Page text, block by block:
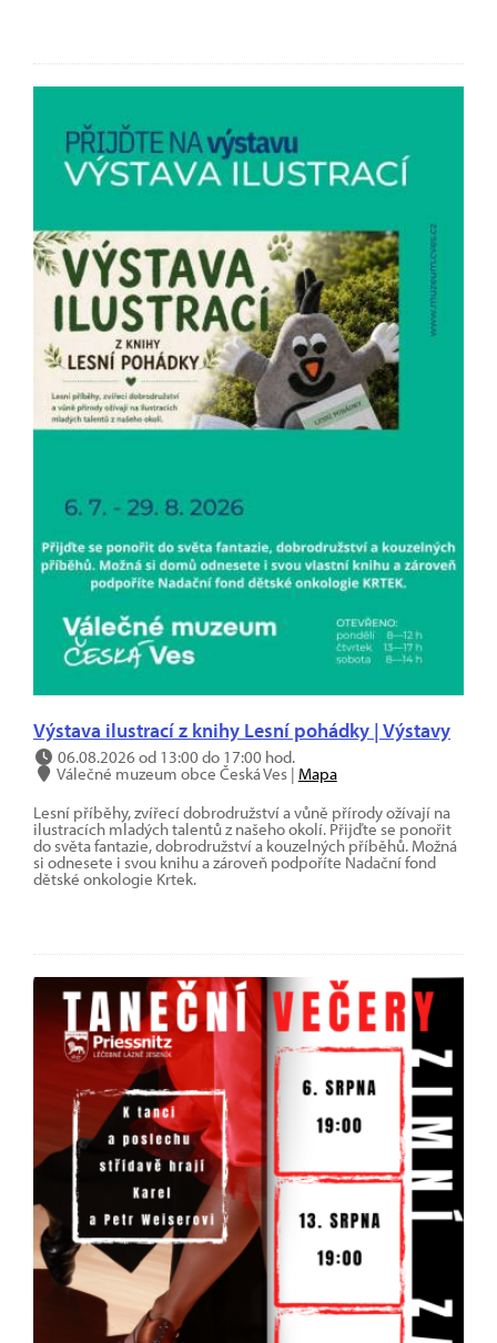
Výstava ilustrací z knihy Lesní pohádky | Výstavy
06.08.2026 od 13:00 do 17:00 hod.
Válečné muzeum obce Česká Ves | Mapa
Lesní příběhy, zvířecí dobrodružství a vůně přírody ožívají na
ilustracích mladých talentů z našeho okolí. Přijďte se ponořit
do světa fantazie, dobrodružství a kouzelných příběhů. Možná
si odnesete i svou knihu a zároveň podpoříte Nadační fond
dětské onkologie Krtek.